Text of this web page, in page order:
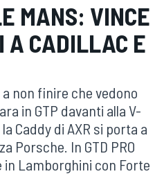
MANS: VINCE
A CADILLAC E
non finire che vedono
in GTP davanti alla V-
Caddy di AXR si porta a
Porsche. In GTD PRO
in Lamborghini con Forte